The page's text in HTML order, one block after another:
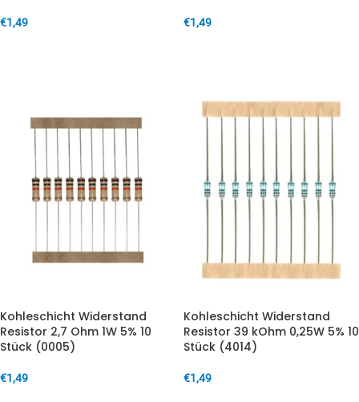
€1,49 €1,49
Kohleschicht Widerstand
Resistor 2,7 Ohm 1W 5% 10
Stück (0005)
€1,49
Kohleschicht Widerstand
Resistor 39 kOhm 0,25W 5% 10
Stück (4014)
€1,49